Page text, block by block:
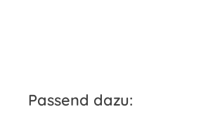
Produktgalerie überspringen
Passend dazu: